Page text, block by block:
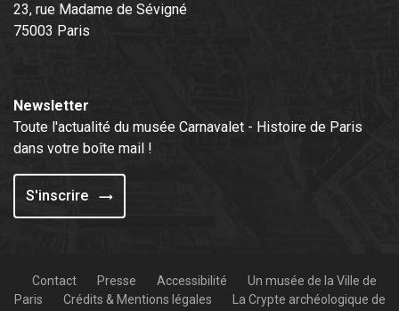
23, rue Madame de Sévigné
75003 Paris
Newsletter
Toute l'actualité du musée Carnavalet - Histoire de Paris
dans votre boîte mail !
S'inscrire
Contact Presse Accessibilité
Un musée de la Ville de
Paris
Crédits & Mentions légales La Crypte archéologique de